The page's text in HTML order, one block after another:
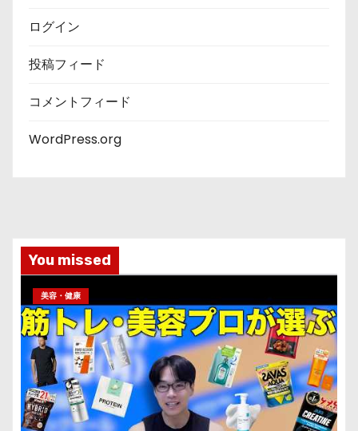
ログイン
投稿フィード
コメントフィード
WordPress.org
You missed
美容・健康